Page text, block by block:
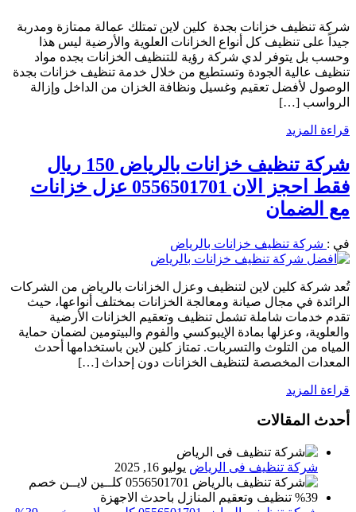
شركة تنظيف خزانات بجدة كلين لاين تمتلك عمالة ممتازة ومدربة
جيداً على تنظيف كل أنواع الخزانات العلوية والأرضية ليس هذا
وحسب بل يتوفر لدي شركة رؤية للتنظيف الخزانات بجده مواد
تنظيف عالية الجودة وتستطيع من خلال خدمة تنظيف خزانات بجدة
الوصول لأفضل تعقيم وغسيل ونظافة الخزان من الداخل وإزالة
الرواسب […]
قراءة المزيد
شركة تنظيف خزانات بالرياض 150 ريال
فقط احجز الان 0556501701 عزل خزانات
مع الضمان
في : شركة تنظيف خزانات بالرياض
تُعد شركة كلين لاين لتنظيف وعزل الخزانات بالرياض من الشركات
الرائدة في مجال صيانة ومعالجة الخزانات بمختلف أنواعها، حيث
تقدم خدمات شاملة تشمل تنظيف وتعقيم الخزانات الأرضية
والعلوية، وعزلها بمادة الإيبوكسي والفوم والبيتومين لضمان حماية
المياه من التلوث والتسربات. تمتاز كلين لاين باستخدامها أحدث
المعدات المخصصة لتنظيف الخزانات دون إحداث […]
قراءة المزيد
أحدث المقالات
شركة تنظيف فى الرياض يوليو 16, 2025